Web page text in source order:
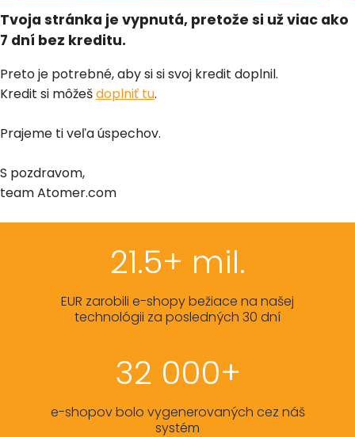
Tvoja stránka je vypnutá, pretože si už viac ako
7 dní bez kreditu.
Preto je potrebné, aby si si svoj kredit doplnil.
Kredit si môžešdoplniť tu.
Prajeme ti veľa úspechov.
S pozdravom,
team Atomer.com
21.5+ mil.
EUR zarobili e-shopy bežiace na našej
technológii za posledných 30 dní
32 000+
e-shopov bolo vygenerovaných cez náš
systém